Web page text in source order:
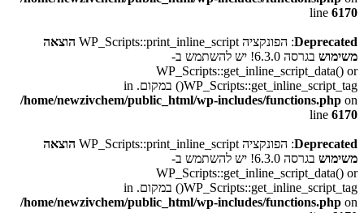
line 6170
Deprecated: הפונקציה WP_Scripts::print_inline_script
הוצאה
משימוש
בגרסה 6.3.0! יש להשתמש ב-
WP_Scripts::get_inline_script_data() or
WP_Scripts::get_inline_script_tag() במקום. in
/home/newzivchem/public_html/wp-includes/functions.php on
line 6170
Deprecated: הפונקציה WP_Scripts::print_inline_script
הוצאה
משימוש
בגרסה 6.3.0! יש להשתמש ב-
WP_Scripts::get_inline_script_data() or
WP_Scripts::get_inline_script_tag() במקום. in
/home/newzivchem/public_html/wp-includes/functions.php on